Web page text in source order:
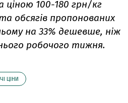
ціною 100-180 грн/кг
обсягів пропонованих
на 33% дешевше, ніж
робочого тижня.
ЦІНИ